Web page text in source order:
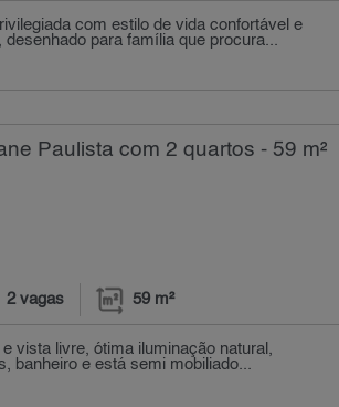
com estilo de vida confortável e
para família que procura...
Paulista com 2 quartos - 59 m²
2 vagas 59 m²
vista livre, ótima iluminação natural,
banheiro e está semi mobiliado...